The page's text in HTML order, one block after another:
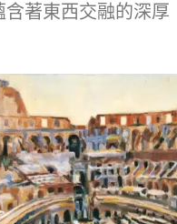
著東西交融的深厚